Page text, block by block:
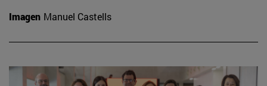
Imagen Manuel Castells